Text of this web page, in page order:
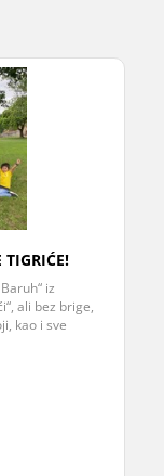
iz
ali bez brige,
kao i sve